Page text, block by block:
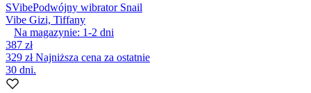
SVibePodwójny wibrator Snail
Vibe Gizi, Tiffany
Na magazynie: 1-2 dni
387 zł
329 złNajniższa cena za ostatnie
30 dni.